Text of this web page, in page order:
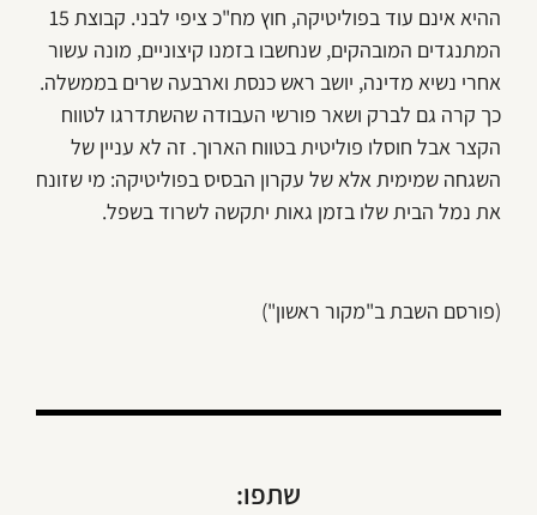
ההיא אינם עוד בפוליטיקה, חוץ מח"כ ציפי לבני. קבוצת 15
המתנגדים המובהקים, שנחשבו בזמנו קיצוניים, מונה עשור
אחרי נשיא מדינה, יושב ראש כנסת וארבעה שרים בממשלה.
כך קרה גם לברק ושאר פורשי העבודה שהשתדרגו לטווח
הקצר אבל חוסלו פוליטית בטווח הארוך. זה לא עניין של
השגחה שמימית אלא של עקרון הבסיס בפוליטיקה: מי שזונח
את נמל הבית שלו בזמן גאות יתקשה לשרוד בשפל.
(פורסם השבת ב"מקור ראשון")
שתפו: